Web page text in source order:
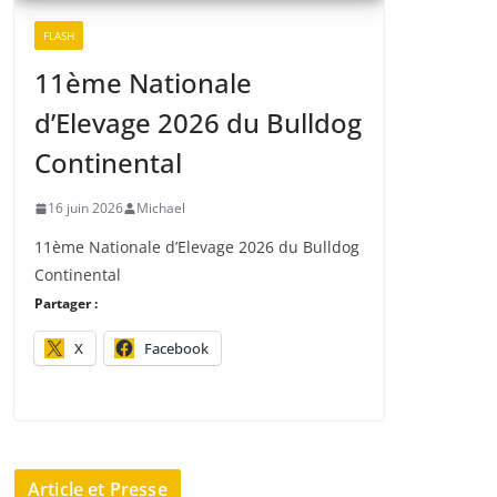
FLASH
11ème Nationale
d’Elevage 2026 du Bulldog
Continental
16 juin 2026 Michael
11ème Nationale d’Elevage 2026 du Bulldog
Continental
Partager :
X Facebook
Article et Presse